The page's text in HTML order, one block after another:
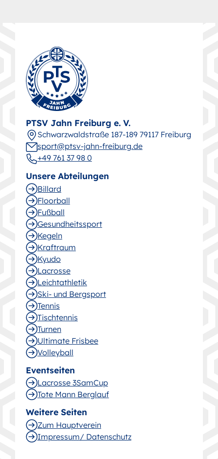
PTSV Jahn Freiburg e. V.
Schwarz­wald­straße 187-189 79117 Freiburg
sport@ptsv-jahn-freiburg.de
+49 761 37 98 0
Unsere Abteilungen
Billard
Floorball
Fußball
Gesund­heitssport
Kegeln
Kraftraum
Kyudo
Lacrosse
Leichtathletik
Ski- und Bergsport
Tennis
Tischtennis
Turnen
Ultimate Frisbee
Volleyball
Eventseiten
Lacrosse 3SamCup
Tote Mann Berglauf
Weitere Seiten
Zum Hauptverein
Impressum/ Datenschutz